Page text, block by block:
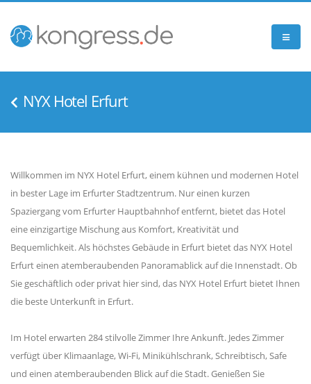
NYX Hotel Erfurt
Willkommen im NYX Hotel Erfurt, einem kühnen und modernen Hotel
in bester Lage im Erfurter Stadtzentrum. Nur einen kurzen
Spaziergang vom Erfurter Hauptbahnhof entfernt, bietet das Hotel
eine einzigartige Mischung aus Komfort, Kreativität und
Bequemlichkeit. Als höchstes Gebäude in Erfurt bietet das NYX Hotel
Erfurt einen atemberaubenden Panoramablick auf die Innenstadt. Ob
Sie geschäftlich oder privat hier sind, das NYX Hotel Erfurt bietet Ihnen
die beste Unterkunft in Erfurt.
Im Hotel erwarten 284 stilvolle Zimmer Ihre Ankunft. Jedes Zimmer
verfügt über Klimaanlage, Wi-Fi, Minikühlschrank, Schreibtisch, Safe
und einen atemberaubenden Blick auf die Stadt. Genießen Sie